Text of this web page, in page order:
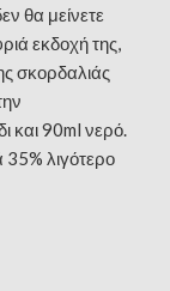
θα μείνετε
εκδοχή της,
σκορδαλιάς
και 90ml νερό.
35% λιγότερο